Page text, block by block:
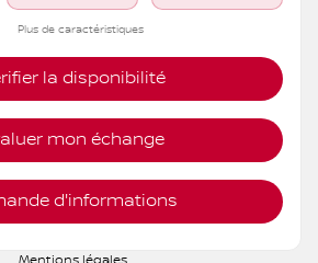
Plus de caractéristiques
la disponibilité
mon échange
d'informations